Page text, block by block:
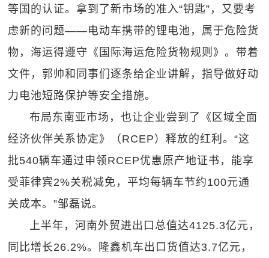
等国的认证。拿到了新市场的准入“钥匙”，又要考
虑新的问题——电动车携带的锂电池，属于危险货
物，海运得遵守《国际海运危险货物规则》。带着
文件，郭帅和同事们逐条给企业讲解，指导做好动
力电池短路保护等安全措施。
布局东南亚市场，也让企业尝到了《区域全面
经济伙伴关系协定》（RCEP）释放的红利。“这
批540辆车通过申领RCEP优惠原产地证书，能享
受菲律宾2%关税减免，平均每辆车节约100元通
关成本。”邹磊说。
上半年，河南外贸进出口总值达4125.3亿元，
同比增长26.2%。隆鑫机车出口货值达3.7亿元，